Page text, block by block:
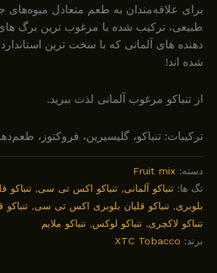
برای علاقه‌مندان به طعم متعادل میوه‌های
طبیعی، ترکیب شده با مرغوب ترین برگ های
دهنده های آلمانی که با سخت ترین
شده اند!
از تنباکو مرغوب آلمانی لذت ببرید.
ترکیبات: تنباکو، گلیسیرین، فروکتوز،
دسته:Fruit mix
تگ ها:تنباکو آلمانی,تنباکو اکس تی سی,تنباکو
بلوبری ,تنباکو قلیان بلوبری اکس تی سی,تنباکو
تنباکو لاکچری ,تنباکو لوکس,تنباکو ملایم
برند:XTC Tobacco